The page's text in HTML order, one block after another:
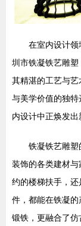
在室内设计
圳市铁凝铁艺雕
其精湛的工艺与
与美学价值的独
内设计中正焕发出
铁凝铁艺雕
装饰的各类建材
约的楼梯扶手，
件，都能在铁凝
锻铁，更融合了